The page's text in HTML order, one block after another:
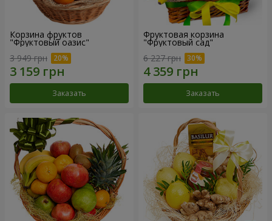
Корзина фруктов
"Фруктовый оазис"
3 949 грн
Заказать
Фруктовая корзина
"Фруктовый сад"
6 227 грн
Заказать